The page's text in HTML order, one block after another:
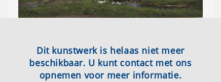
Dit kunstwerk is helaas niet meer
beschikbaar. U kunt contact met ons
opnemen voor meer informatie.